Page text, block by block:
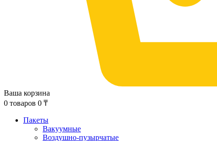
Ваша корзина
0 товаров 0 ₸
Пакеты
Вакуумные
Воздушно-пузырчатые